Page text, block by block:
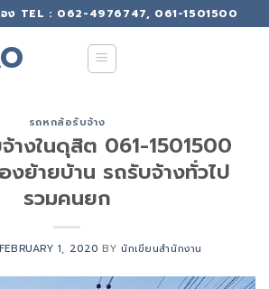
อง TEL : 062-4976747, 061-1501500
รถหกล้อรับจ้าง
างในดุสิต 061-1501500
งย้ายบ้าน รถรับจ้างทั่วไป
รวมคนยก
FEBRUARY 1, 2020 BYนักเขียนสำนักงาน